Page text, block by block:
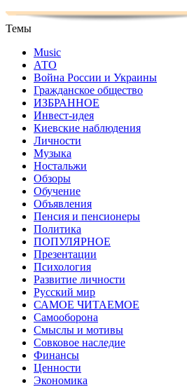
Темы
Music
АТО
Война России и Украины
Гражданское общество
ИЗБРАННОЕ
Инвест-идея
Киевские наблюдения
Личности
Музыка
Ностальжи
Обзоры
Обучение
Объявления
Пенсия и пенсионеры
Политика
ПОПУЛЯРНОЕ
Презентации
Психология
Развитие личности
Русский мир
САМОЕ ЧИТАЕМОЕ
Самооборона
Смыслы и мотивы
Совковое наследие
Финансы
Ценности
Экономика